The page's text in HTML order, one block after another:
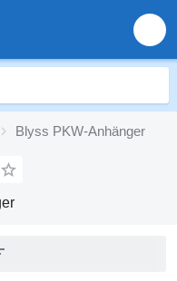
Blyss PKW-Anhänger